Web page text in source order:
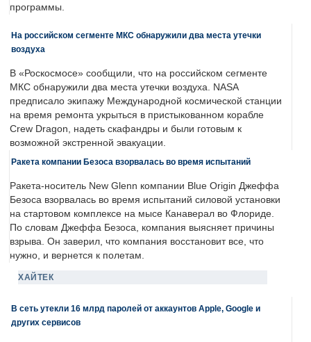
программы.
На российском сегменте МКС обнаружили два места утечки
воздуха
В «Роскосмосе» сообщили, что на российском сегменте
МКС обнаружили два места утечки воздуха. NASA
предписало экипажу Международной космической станции
на время ремонта укрыться в пристыкованном корабле
Crew Dragon, надеть скафандры и были готовым к
возможной экстренной эвакуации.
Ракета компании Безоса взорвалась во время испытаний
Ракета-носитель New Glenn компании Blue Origin Джеффа
Безоса взорвалась во время испытаний силовой установки
на стартовом комплексе на мысе Канаверал во Флориде.
По словам Джеффа Безоса, компания выясняет причины
взрыва. Он заверил, что компания восстановит все, что
нужно, и вернется к полетам.
ХАЙТЕК
В сеть утекли 16 млрд паролей от аккаунтов Apple, Google и
других сервисов